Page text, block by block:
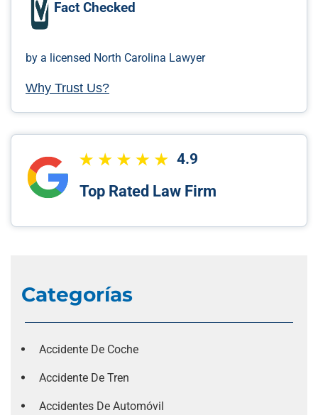
Fact Checked
by a licensed North Carolina Lawyer
Why Trust Us?
4.9
Top Rated Law Firm
Categorías
Accidente De Coche
Accidente De Tren
Accidentes De Automóvil